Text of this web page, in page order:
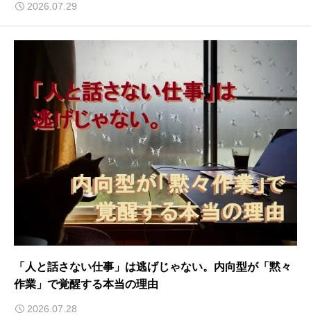
2026.07.29
「人と話さない仕事」は逃げじゃない。内向型が「黙々
作業」で覚醒する本当の理由
2026.07.28